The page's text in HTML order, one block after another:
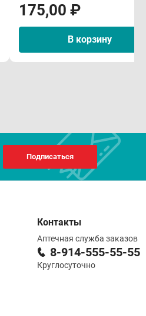
175,00 ₽
В корзину
Подписаться
Контакты
Аптечная служба заказов
8-914-555-55-55
Круглосуточно